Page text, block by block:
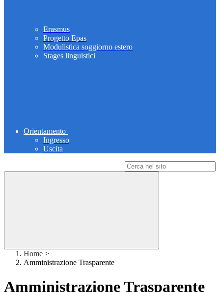
Erasmus
Progetto Epas
Modulistica soggiorno estero
Stages linguistici
Orientamento
Ingresso
Uscita
Home >
Amministrazione Trasparente
Amministrazione Trasparente